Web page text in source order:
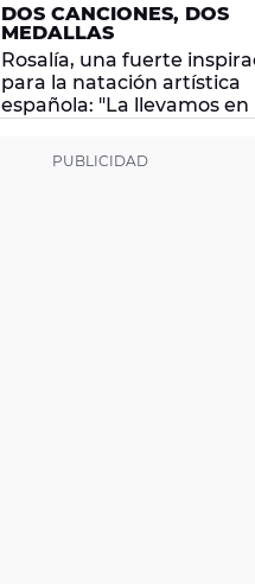
DOS CANCIONES, DOS
MEDALLAS
Rosalía, una fuerte
para la natación artística
española: "La llevamos en